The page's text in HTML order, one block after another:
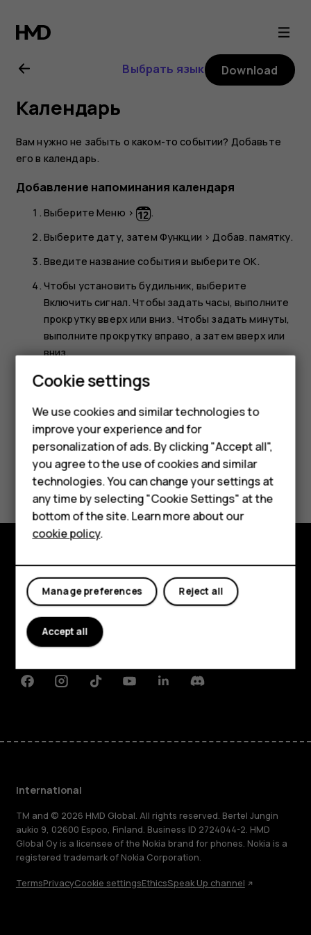
Nokia
130
(2017)
user
guide
Smartphones
Feature phones
Phones for kids
Accessories
HMD Terra M
For business
Tablets
Выбрать язык Download
Календарь
Вам нужно не забыть о каком-то событии? Добавьте
его в календарь.
Добавление напоминания календаря
ВыберитеМеню >
.
Выберите дату, затем Функции >Добав. памятку.
Введите название события и выберитеOK.
Чтобы установить будильник, выберите
Включить сигнал. Чтобы задать часы, выполните
прокрутку вверх или вниз. Чтобы задать минуты,
выполните прокрутку вправо, а затем вверх или
вниз.
ВыберитеOK.
Did you find this helpful?
Yes No
About
Planet and people
FacebookInstagramTiktokYoutubeLinkedinDiscord
International
TM and © 2026 HMD Global. All rights reserved. Bertel Jungin
aukio 9, 02600 Espoo, Finland. Business ID 2724044-2. HMD
Global Oy is a licensee of the Nokia brand for phones. Nokia is a
registered trademark of Nokia Corporation.
TermsPrivacyCookie settingsEthicsSpeak Up channel
Cookie settings
We use cookies and similar technologies to
improve your experience and for
personalization of ads. By clicking "Accept all",
you agree to the use of cookies and similar
technologies. You can change your settings at
any time by selecting "Cookie Settings" at the
bottom of the site. Learn more about our
cookie policy.
Reject all
Manage preferences
Accept all